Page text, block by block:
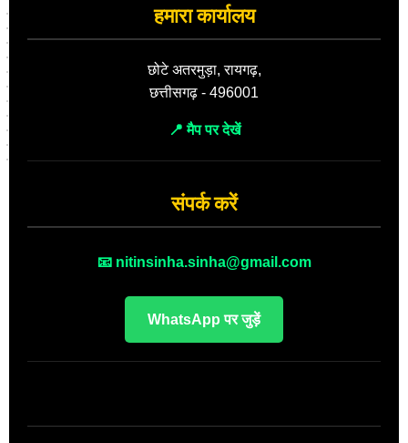
हमारा कार्यालय
छोटे अतरमुड़ा, रायगढ़,
छत्तीसगढ़ - 496001
📍 मैप पर देखें
संपर्क करें
📧 nitinsinha.sinha@gmail.com
WhatsApp पर जुड़ें